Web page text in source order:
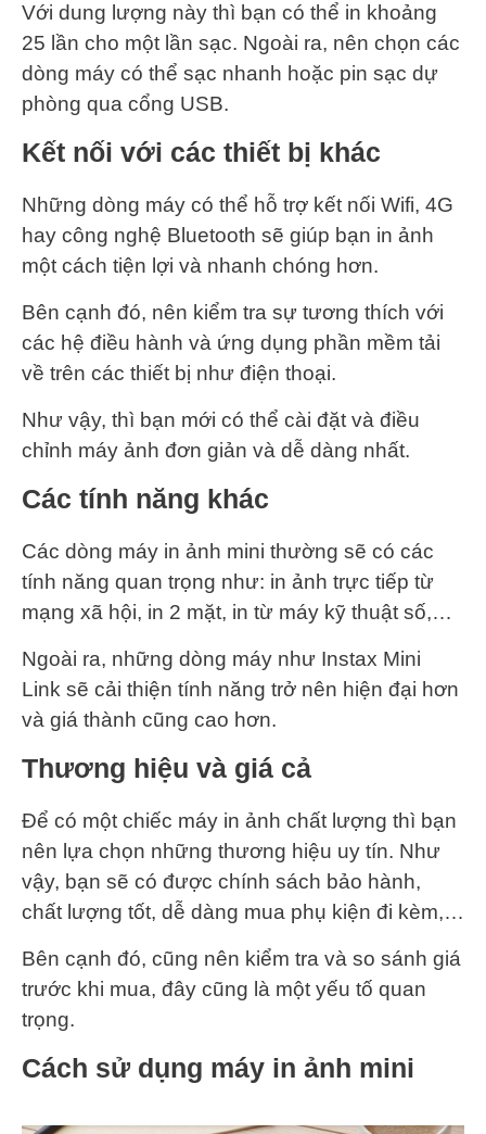
Với dung lượng này thì bạn có thể in khoảng
25 lần cho một lần sạc. Ngoài ra, nên chọn các
dòng máy có thể sạc nhanh hoặc pin sạc dự
phòng qua cổng USB.
Kết nối với các thiết bị khác
Những dòng máy có thể hỗ trợ kết nối Wifi, 4G
hay công nghệ Bluetooth sẽ giúp bạn in ảnh
một cách tiện lợi và nhanh chóng hơn.
Bên cạnh đó, nên kiểm tra sự tương thích với
các hệ điều hành và ứng dụng phần mềm tải
về trên các thiết bị như điện thoại.
Như vậy, thì bạn mới có thể cài đặt và điều
chỉnh máy ảnh đơn giản và dễ dàng nhất.
Các tính năng khác
Các dòng máy in ảnh mini thường sẽ có các
tính năng quan trọng như: in ảnh trực tiếp từ
mạng xã hội, in 2 mặt, in từ máy kỹ thuật số,…
Ngoài ra, những dòng máy như Instax Mini
Link sẽ cải thiện tính năng trở nên hiện đại hơn
và giá thành cũng cao hơn.
Thương hiệu và giá cả
Để có một chiếc máy in ảnh chất lượng thì bạn
nên lựa chọn những thương hiệu uy tín. Như
vậy, bạn sẽ có được chính sách bảo hành,
chất lượng tốt, dễ dàng mua phụ kiện đi kèm,…
Bên cạnh đó, cũng nên kiểm tra và so sánh giá
trước khi mua, đây cũng là một yếu tố quan
trọng.
Cách sử dụng máy in ảnh mini